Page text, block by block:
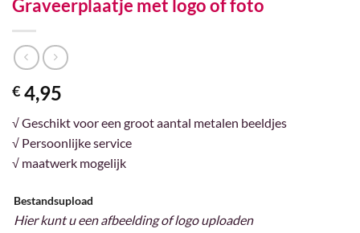
Graveerplaatje met logo of foto
€ 4,95
√ Geschikt voor een groot aantal metalen beeldjes
√ Persoonlijke service
√ maatwerk mogelijk
Bestandsupload
Hier kunt u een afbeelding of logo uploaden